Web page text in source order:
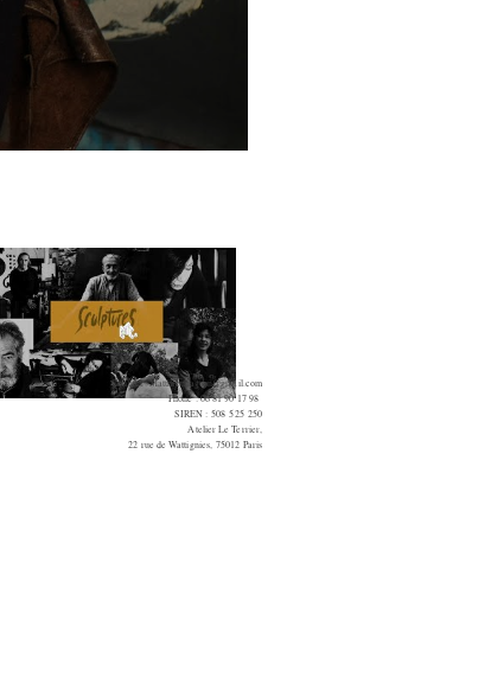
Contact :Matthieudagorn@gmail.com
Phone : 06 81 90 17 98
SIREN : 508 525 250
Atelier Le Terrier,
22 rue de Wattignies, 75012 Paris